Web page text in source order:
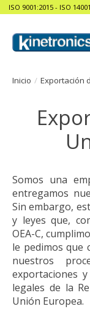
ISO 9001:2015 - ISO
Inicio / Exportación
Somos una
entregamos
Sin embargo,
y leyes que,
OEA-C,
le pedimos que
nuestros
exportaciones
legales de la
Unión Europea.